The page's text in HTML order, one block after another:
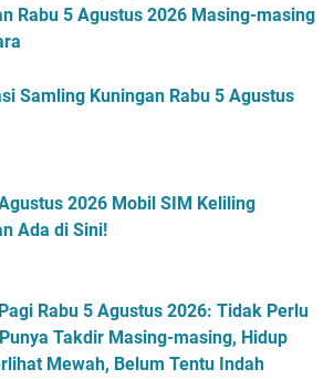
Rabu 5 Agustus 2026 Masing-masing
Samling Kuningan Rabu 5 Agustus
2026 Mobil SIM Keliling
Ada di Sini!
Rabu 5 Agustus 2026: Tidak Perlu
Takdir Masing-masing, Hidup
Mewah, Belum Tentu Indah